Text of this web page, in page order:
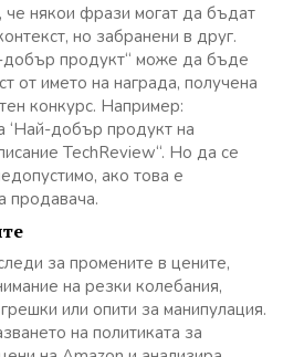
някои фрази могат да бъдат
но забранени в друг.
продукт“ може да бъде
от името на награда, получена
конкурс. Например:
‘Най-добър продукт на
TechReview“. Но да се
ако това е
продавача.
за промените в цените,
на резки колебания,
или опити за манипулация.
на политиката за